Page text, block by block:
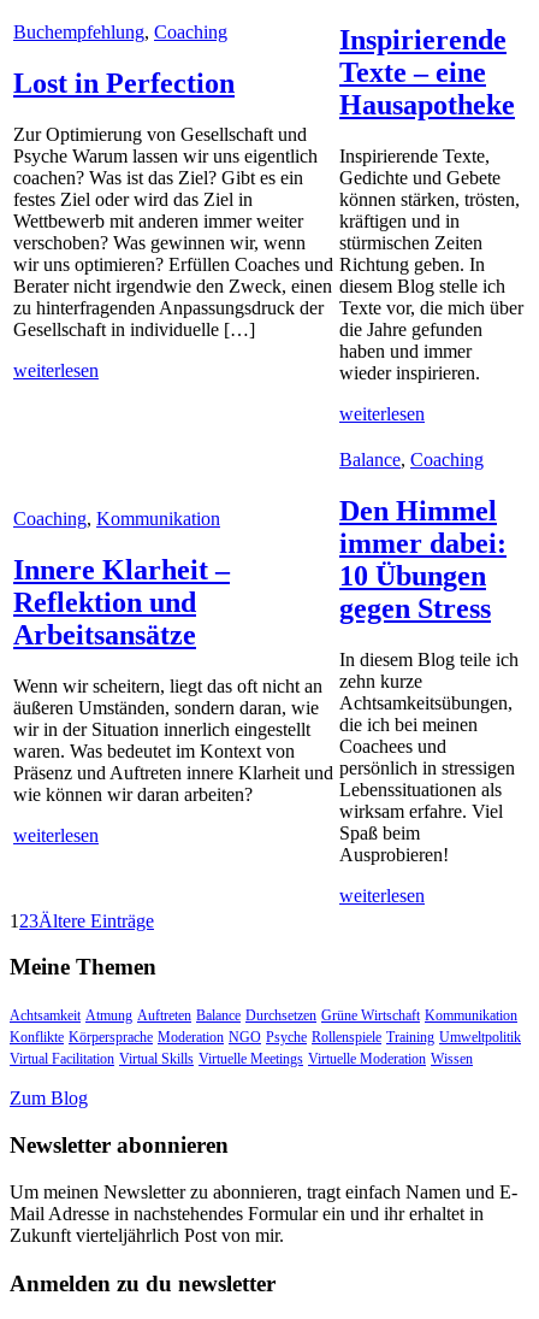
Buchempfehlung, Coaching
Lost in Perfection
Zur Optimierung von Gesellschaft und
Psyche Warum lassen wir uns eigentlich
coachen? Was ist das Ziel? Gibt es ein
festes Ziel oder wird das Ziel in
Wettbewerb mit anderen immer weiter
verschoben? Was gewinnen wir, wenn
wir uns optimieren? Erfüllen Coaches und
Berater nicht irgendwie den Zweck, einen
zu hinterfragenden Anpassungsdruck der
Gesellschaft in individuelle […]
weiterlesen
Inspirierende
Texte – eine
Hausapotheke
Inspirierende Texte,
Gedichte und Gebete
können stärken, trösten,
kräftigen und in
stürmischen Zeiten
Richtung geben. In
diesem Blog stelle ich
Texte vor, die mich über
die Jahre gefunden
haben und immer
wieder inspirieren.
weiterlesen
Coaching, Kommunikation
Innere Klarheit –
Reflektion und
Arbeitsansätze
Wenn wir scheitern, liegt das oft nicht an
äußeren Umständen, sondern daran, wie
wir in der Situation innerlich eingestellt
waren. Was bedeutet im Kontext von
Präsenz und Auftreten innere Klarheit und
wie können wir daran arbeiten?
weiterlesen
Balance, Coaching
Den Himmel
immer dabei:
10 Übungen
gegen Stress
In diesem Blog teile ich
zehn kurze
Achtsamkeitsübungen,
die ich bei meinen
Coachees und
persönlich in stressigen
Lebenssituationen als
wirksam erfahre. Viel
Spaß beim
Ausprobieren!
weiterlesen
1 23Ältere Einträge
Meine Themen
Achtsamkeit Atmung Auftreten Balance Durchsetzen Grüne Wirtschaft Kommunikation
Konflikte Körpersprache Moderation NGO Psyche Rollenspiele Training Umweltpolitik
Virtual Facilitation Virtual Skills Virtuelle Meetings Virtuelle Moderation Wissen
Zum Blog
Newsletter abonnieren
Um meinen Newsletter zu abonnieren, tragt einfach Namen und E-
Mail Adresse in nachstehendes Formular ein und ihr erhaltet in
Zukunft vierteljährlich Post von mir.
Anmelden zu du newsletter